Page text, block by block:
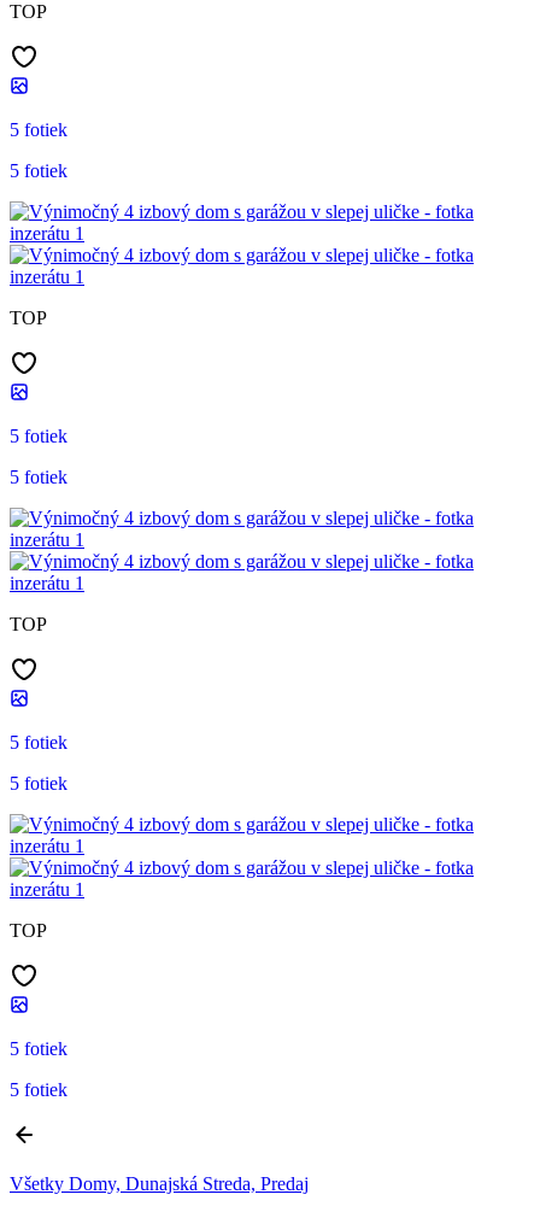
TOP
5 fotiek
5 fotiek
TOP
5 fotiek
5 fotiek
TOP
5 fotiek
5 fotiek
TOP
5 fotiek
5 fotiek
Všetky Domy, Dunajská Streda, Predaj